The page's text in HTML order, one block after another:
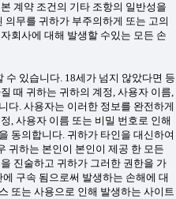
계약 조건의 기타 조항의 일반성을
무를 귀하가 부주의하게 또는 고의
회사에 대해 발생할 수있는 모든 손
수 있습니다. 18세가 넘지 않았다면 등
때 귀하는 귀하의 계정, 사용자 이름,
다. 사용자는 이러한 정보를 완전하게
, 사용자 이름 또는 비밀 번호로 인해
동의합니다. 귀하가 타인을 대신하여
귀하는 본인이 본인이 제공 한 모든
진술하고 귀하가 그러한 권한을 가
구속 됨으로써 발생하는 손해에 대
또는 사용으로 인해 발생하는 사이트